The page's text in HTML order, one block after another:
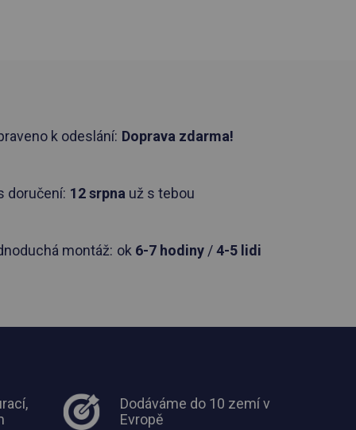
k odeslání: Doprava zdarma!
doručení: 12 srpna už s tebou
montáž: ok 6-7 hodiny/4-5 lidi
Dodáváme do 10 zemí v
Evropě